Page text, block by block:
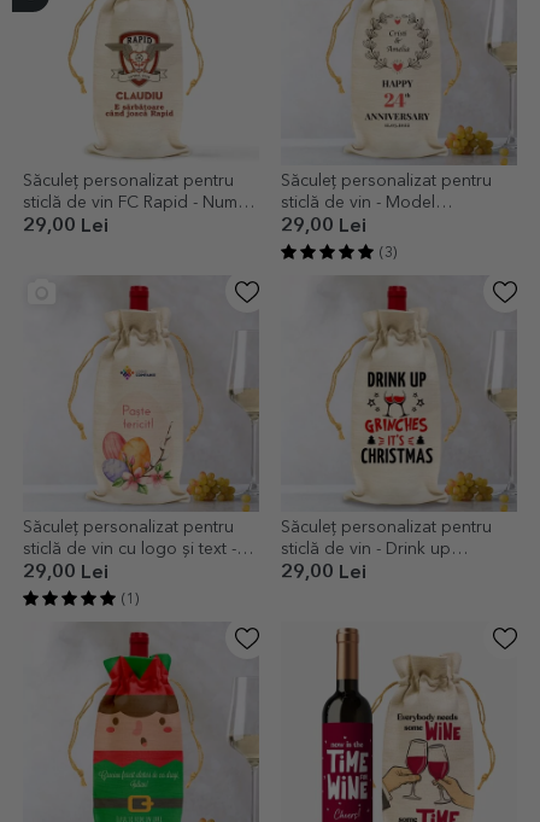
Săculeț personalizat pentru
sticlă de vin FC Rapid - Nume
și mesaj
29,00 Lei
Săculeț personalizat pentru
sticlă de vin - Model
Aniversare
29,00 Lei
(3)
Săculeț personalizat pentru
sticlă de vin cu logo și text -
Paște Fericit!
29,00 Lei
(1)
Săculeț personalizat pentru
sticlă de vin - Drink up
Grinches
29,00 Lei